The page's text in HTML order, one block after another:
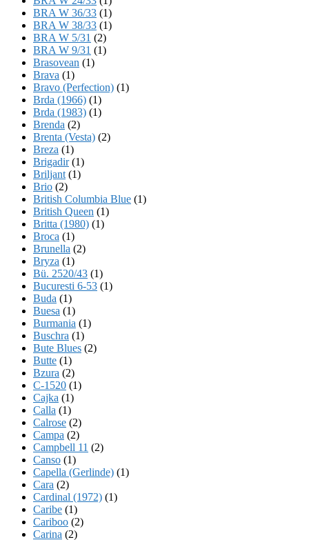
BRA W 36/33 (1)
BRA W 38/33 (1)
BRA W 5/31 (2)
BRA W 9/31 (1)
Brasovean (1)
Brava (1)
Bravo (Perfection) (1)
Brda (1966) (1)
Brda (1983) (1)
Brenda (2)
Brenta (Vesta) (2)
Breza (1)
Brigadir(1)
Briljant (1)
Brio (2)
British Columbia Blue (1)
British Queen (1)
Britta (1980) (1)
Broca (1)
Brunella (2)
Bryza (1)
Bü. 2520/43 (1)
Bucuresti 6-53 (1)
Buda (1)
Buesa (1)
Burmania (1)
Buschra (1)
Bute Blues (2)
Butte (1)
Bzura (2)
C-1520 (1)
Cajka (1)
Calla (1)
Calrose (2)
Campa (2)
Campbell 11 (2)
Canso (1)
Capella (Gerlinde) (1)
Cara (2)
Cardinal (1972) (1)
Caribe (1)
Cariboo (2)
Carina (2)